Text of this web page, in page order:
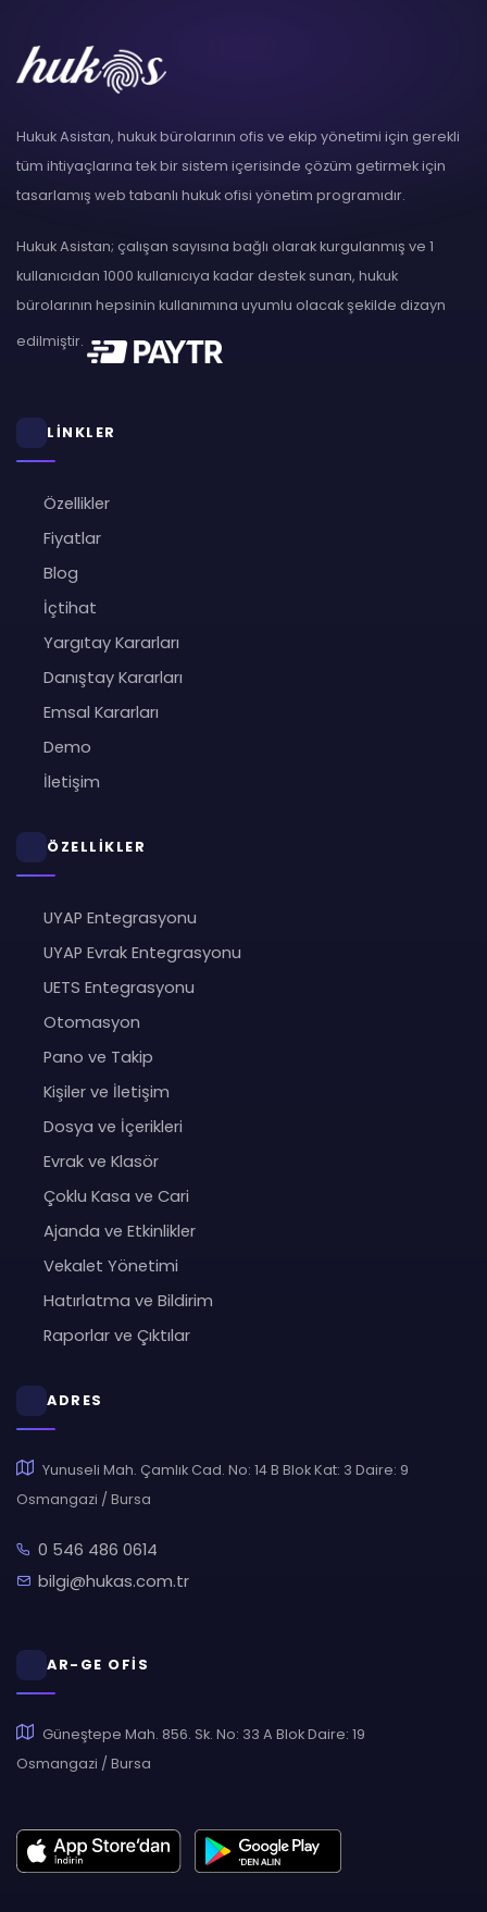
Hukuk Asistan, hukuk bürolarının ofis ve ekip yönetimi için gerekli
tüm ihtiyaçlarına tek bir sistem içerisinde çözüm getirmek için
tasarlamış web tabanlı hukuk ofisi yönetim programıdır.
Hukuk Asistan; çalışan sayısına bağlı olarak kurgulanmış ve 1
kullanıcıdan 1000 kullanıcıya kadar destek sunan, hukuk
bürolarının hepsinin kullanımına uyumlu olacak şekilde dizayn
edilmiştir.
LİNKLER
Özellikler
Fiyatlar
Blog
İçtihat
Yargıtay Kararları
Danıştay Kararları
Emsal Kararları
Demo
İletişim
ÖZELLİKLER
UYAP Entegrasyonu
UYAP Evrak Entegrasyonu
UETS Entegrasyonu
Otomasyon
Pano ve Takip
Kişiler ve İletişim
Dosya ve İçerikleri
Evrak ve Klasör
Çoklu Kasa ve Cari
Ajanda ve Etkinlikler
Vekalet Yönetimi
Hatırlatma ve Bildirim
Raporlar ve Çıktılar
ADRES
Yunuseli Mah. Çamlık Cad. No: 14 B Blok Kat: 3 Daire: 9
Osmangazi / Bursa
0 546 486 0614
bilgi@hukas.com.tr
AR-GE OFİS
Güneştepe Mah. 856. Sk. No: 33 A Blok Daire: 19
Osmangazi / Bursa